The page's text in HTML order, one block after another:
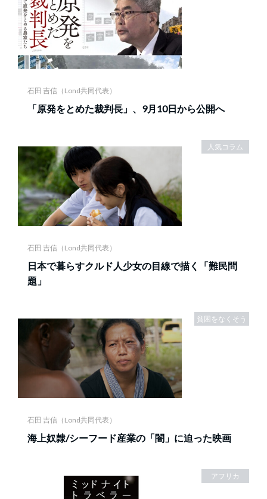
石田 吉信（Lond共同代表）
「原発をとめた裁判長」、9月10日から公開へ
人気コラム
石田 吉信（Lond共同代表）
日本で暮らすクルド人少女の目線で描く「難民問
題」
貧困をなくそう
石田 吉信（Lond共同代表）
海上奴隷/シーフード産業の「闇」に迫った映画
アフリカ